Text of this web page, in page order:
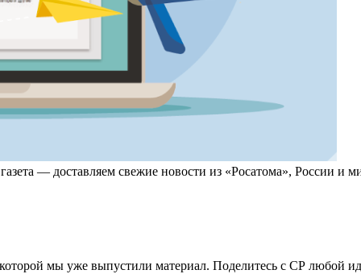
— доставляем свежие новости из «Росатома», России
которой мы уже выпустили материал. Поделитесь с СР любой